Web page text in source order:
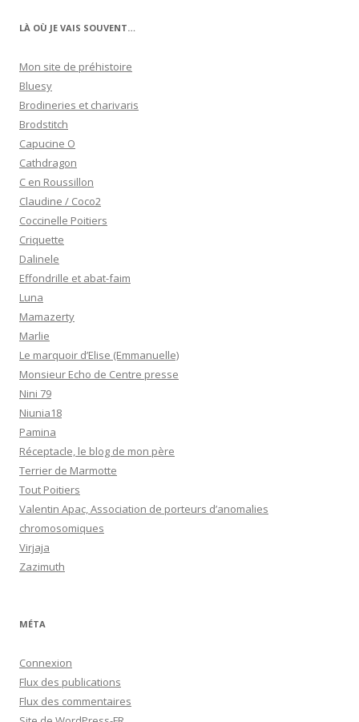
LÀ OÙ JE VAIS SOUVENT…
Mon site de préhistoire
Bluesy
Brodineries et charivaris
Brodstitch
Capucine O
Cathdragon
C en Roussillon
Claudine / Coco2
Coccinelle Poitiers
Criquette
Dalinele
Effondrille et abat-faim
Luna
Mamazerty
Marlie
Le marquoir d’Elise (Emmanuelle)
Monsieur Echo de Centre presse
Nini 79
Niunia18
Pamina
Réceptacle, le blog de mon père
Terrier de Marmotte
Tout Poitiers
Valentin Apac, Association de porteurs d’anomalies
chromosomiques
Virjaja
Zazimuth
MÉTA
Connexion
Flux des publications
Flux des commentaires